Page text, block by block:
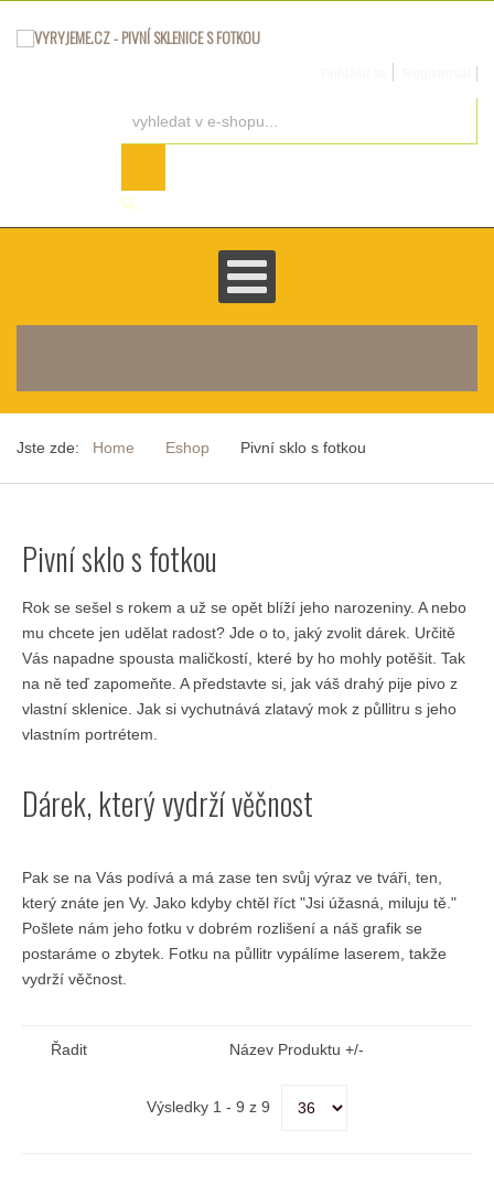
košík je prázdný
Jste zde:
Home Eshop Pivní sklo s fotkou
Pivní sklo s fotkou
Rok se sešel s rokem a už se opět blíží jeho narozeniny. A nebo
mu chcete jen udělat radost? Jde o to, jaký zvolit dárek. Určitě
Vás napadne spousta maličkostí, které by ho mohly potěšit. Tak
na ně teď zapomeňte. A představte si, jak váš drahý pije pivo z
vlastní sklenice. Jak si vychutnává zlatavý mok z půllitru s jeho
vlastním portrétem.
Dárek, který vydrží věčnost
Pak se na Vás podívá a má zase ten svůj výraz ve tváři, ten,
který znáte jen Vy. Jako kdyby chtěl říct "Jsi úžasná, miluju tě."
Pošlete nám jeho fotku v dobrém rozlišení a náš grafik se
postaráme o zbytek. Fotku na půllitr vypálíme laserem, takže
vydrží věčnost.
Řadit Název Produktu +/-
Výsledky 1 - 9 z 9